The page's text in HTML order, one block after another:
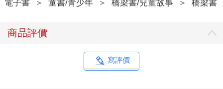
他們休息再進去。」
「你聽。」安妮說。響亮的聲音從前面的房間傳出來。門半掩
著，她和傑克偷偷往裡面看。
「這一定是會議室。」傑克低聲說。
這間大會議室有很高的天花板和兩個壁爐，高大的窗戶掛著厚重
電子書 ＞ 童書/青少年 ＞ 橋梁書/兒童故事 ＞ 橋梁書
商品評價
寫評價